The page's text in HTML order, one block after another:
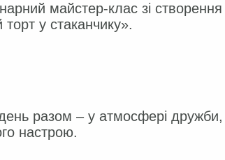
майстер-клас зі створення
у стаканчику».
разом – у атмосфері дружби,
настрою.